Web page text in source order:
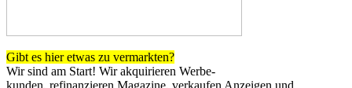
Gibt es hier etwas zu vermarkten?
Wir sind am Start! Wir akquirieren Werbe-
kunden, refinanzieren Magazine, verkaufen Anzeigen und